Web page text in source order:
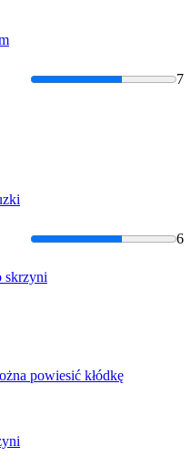
7
6
skrzyni
powiesić kłódkę